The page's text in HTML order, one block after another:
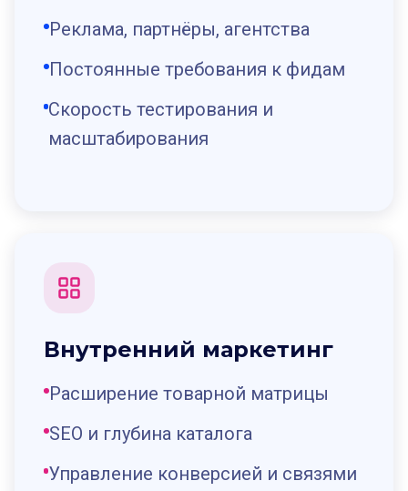
Реклама, партнёры, агентства
Постоянные требования к фидам
Скорость тестирования и
масштабирования
Внутренний маркетинг
Расширение товарной матрицы
SEO и глубина каталога
Управление конверсией и связями